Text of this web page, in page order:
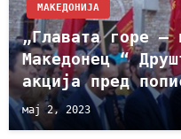
МАКЕДОНИЈА
„Главата горе –
Македонец “
акција пред
мај 2, 2023